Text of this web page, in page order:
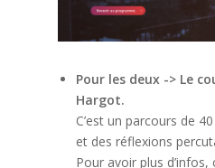
Pour les deux -> Le
Hargot.
C’est un parcours de
et des réflexions
Pour avoir plus d’infos,